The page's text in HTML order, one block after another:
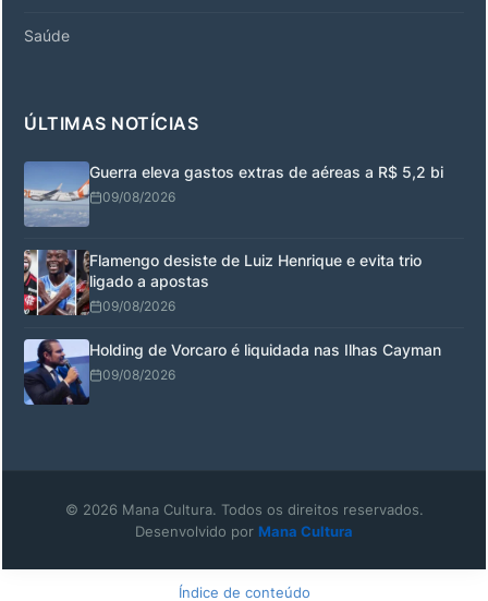
Saúde
ÚLTIMAS NOTÍCIAS
Guerra eleva gastos extras de aéreas a R$ 5,2 bi
09/08/2026
Flamengo desiste de Luiz Henrique e evita trio
ligado a apostas
09/08/2026
Holding de Vorcaro é liquidada nas Ilhas Cayman
09/08/2026
© 2026 Mana Cultura. Todos os direitos reservados.
Desenvolvido por Mana Cultura
Índice de conteúdo